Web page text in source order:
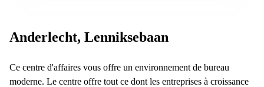
Anderlecht, Lenniksebaan
Ce centre d'affaires vous offre un environnement de bureau
moderne. Le centre offre tout ce dont les entreprises à croissance